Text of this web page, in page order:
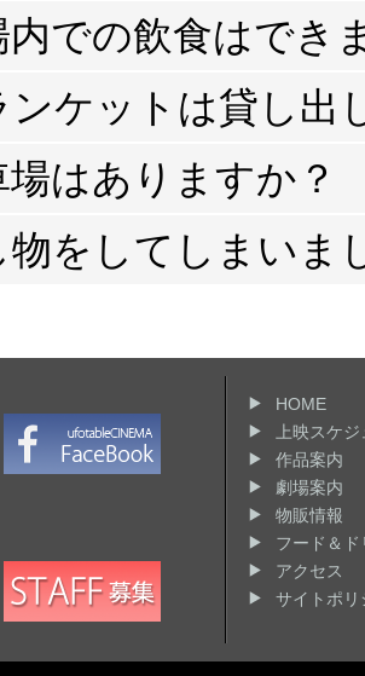
ブル等での上映中止を除き、一切払い戻し
内での飲食はでき
ご購入された商品のみ、シアター内にお持
ック等を販売しておりますので、 カッ
ンケットは貸し出
トの貸出サービスは当面の間、控えさせ
場はありますか？
いません。当館は駐車場は御座いません
どのサービスは行っておりませんのでご
物をしてしまいま
HOME
上映スケ
作品案内
劇場案内
物販情報
フード＆ド
アクセス
サイトポリ